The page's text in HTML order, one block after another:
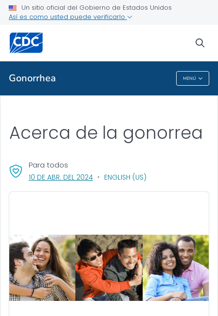
Un sitio oficial del Gobierno de Estados Unidos
Así es como usted puede verificarlo
Gonorrhea MENÚ
Temas relacionados
Gonorrhea
Acerca de la gonorrea
Para todos
10 DE ABR. DEL 2024, VISIT LINK FOR DETAILS.
ENGLISH (US)